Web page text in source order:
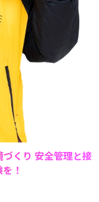
くり 安全管理と接
！